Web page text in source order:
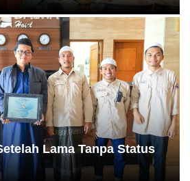
Lama Tanpa Status